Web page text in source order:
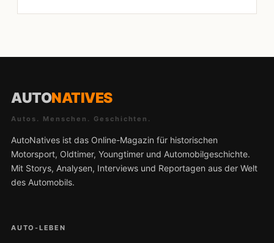
AUTONATIVES
Autos. Menschen. Geschichten.
AutoNatives ist das Online-Magazin für historischen
Motorsport, Oldtimer, Youngtimer und Automobilgeschichte.
Mit Storys, Analysen, Interviews und Reportagen aus der Welt
des Automobils.
AUTO-LEBEN